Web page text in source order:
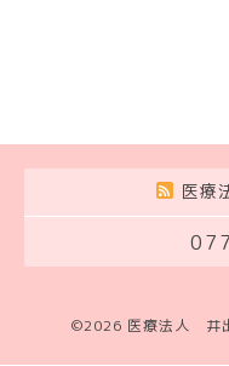
医療
©2026 医療法人 井